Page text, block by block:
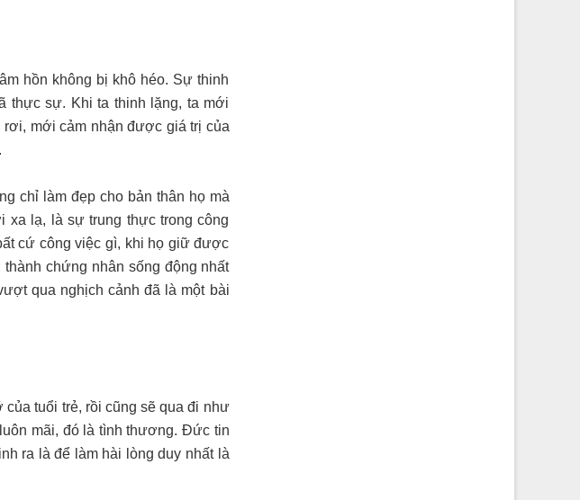
hồn không bị khô héo. Sự thinh
thực sự. Khi ta thinh lặng, ta mới
mới cảm nhận được giá trị của
chỉ làm đẹp cho bản thân họ mà
lạ, là sự trung thực trong công
cứ công việc gì, khi họ giữ được
chứng nhân sống động nhất
qua nghịch cảnh đã là một bài
tuổi trẻ, rồi cũng sẽ qua đi như
mãi, đó là tình thương. Đức tin
ra là để làm hài lòng duy nhất là